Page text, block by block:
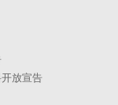
放宣告